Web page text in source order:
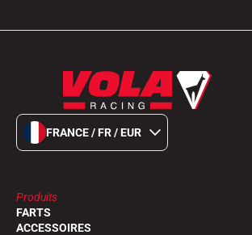
FRANCE / FR / EUR
Produits
FARTS
ACCESSOIRES